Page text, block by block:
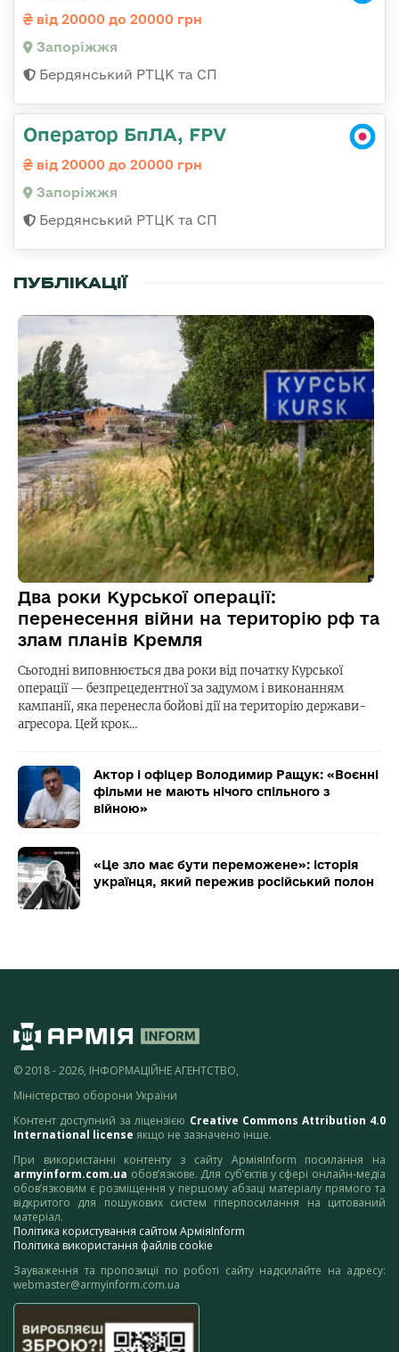
від 20000 до 20000 грн
Запоріжжя
Бердянський РТЦК та СП
Оператор БпЛА, FPV
від 20000 до 20000 грн
Запоріжжя
Бердянський РТЦК та СП
ПУБЛІКАЦІЇ
Два роки Курської операції:
перенесення війни на територію рф та
злам планів Кремля
Сьогодні виповнюється два роки від початку Курської
операції — безпрецедентної за задумом і виконанням
кампанії, яка перенесла бойові дії на територію держави-
агресора. Цей крок…
Актор і офіцер Володимир Ращук: «Воєнні
фільми не мають нічого спільного з
війною»
«Це зло має бути переможене»: історія
українця, який пережив російський полон
© 2018 - 2026, ІНФОРМАЦІЙНЕ АГЕНТСТВО,
Міністерство оборони України
Контент доступний за ліцензією Creative Commons Attribution 4.0
International license якщо не зазначено інше.
При використанні контенту з сайту АрміяInform посилання на
armyinform.com.ua обов’язкове. Для суб’єктів у сфері онлайн-медіа
обов’язковим є розміщення у першому абзаці матеріалу прямого та
відкритого для пошукових систем гіперпосилання на цитований
матеріал.
Політика користування сайтом АрміяInform
Політика використання файлів cookie
Зауваження та пропозиції по роботі сайту надсилайте на адресу:
webmaster@armyinform.com.ua